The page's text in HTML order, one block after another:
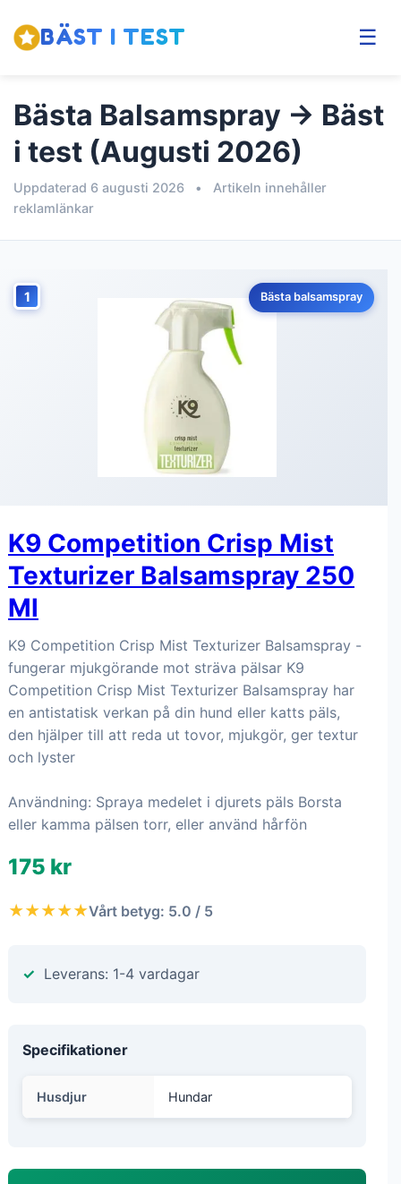
BÄST I TEST ☰
Bästa Balsamspray → Bäst
i test (Augusti 2026)
Uppdaterad 6 augusti 2026 •
Artikeln innehåller
reklamlänkar
1 Bästa balsamspray
K9 Competition Crisp Mist
Texturizer Balsamspray 250
Ml
K9 Competition Crisp Mist Texturizer Balsamspray -
fungerar mjukgörande mot sträva pälsar K9
Competition Crisp Mist Texturizer Balsamspray har
en antistatisk verkan på din hund eller katts päls,
den hjälper till att reda ut tovor, mjukgör, ger textur
och lyster
Användning: Spraya medelet i djurets päls Borsta
eller kamma pälsen torr, eller använd hårfön
175 kr
★★★★★Vårt betyg: 5.0 / 5
Leverans: 1-4 vardagar
Specifikationer
Husdjur Hundar